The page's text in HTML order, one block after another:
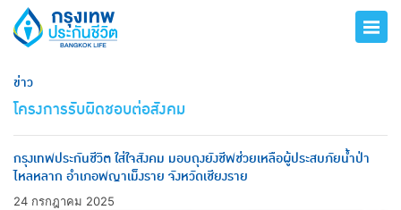
ข่าว
โครงการรับผิดชอบต่อสังคม
กรุงเทพประกันชีวิต ใส่ใจสังคม มอบถุงยังชีพช่วยเหลือผู้ประสบภัยน้ำป่า
ไหลหลาก อำเภอพญาเม็งราย จังหวัดเชียงราย
24 กรกฎาคม 2025